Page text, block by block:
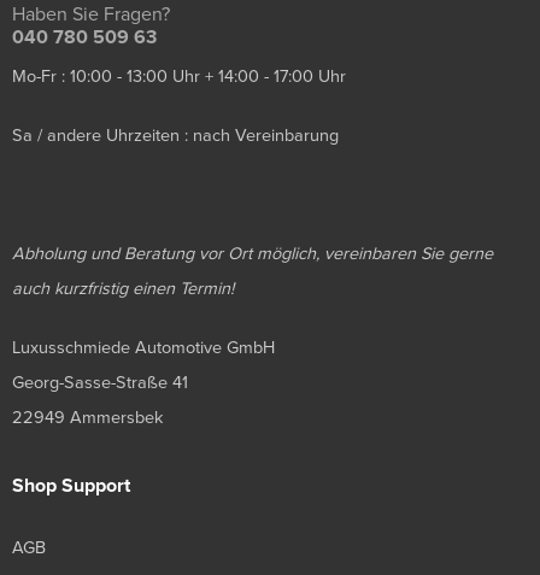
Haben Sie Fragen?
040 780 509 63
Mo-Fr : 10:00 - 13:00 Uhr + 14:00 - 17:00 Uhr
Sa / andere Uhrzeiten : nach Vereinbarung
Abholung und Beratung vor Ort möglich, vereinbaren Sie gerne
auch kurzfristig einen Termin!
Luxusschmiede Automotive GmbH
Georg-Sasse-Straße 41
22949 Ammersbek
Shop Support
AGB